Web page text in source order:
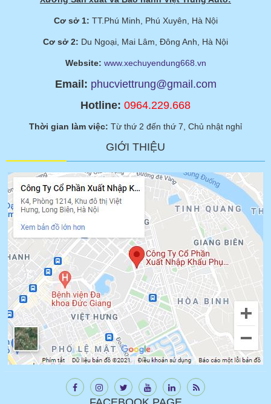
Cơ sở 1: TT.Phú Minh, Phú Xuyên, Hà Nội
Cơ sở 2: Du Ngoại, Mai Lâm, Đông Anh, Hà Nội
Website: www.xechuyendung668.vn
Email: phucviettrung@gmail.com
Hotline: 0964.229.668
Thời gian làm việc: Từ thứ 2 đến thứ 7, Chủ nhật nghỉ
GIỚI THIỆU